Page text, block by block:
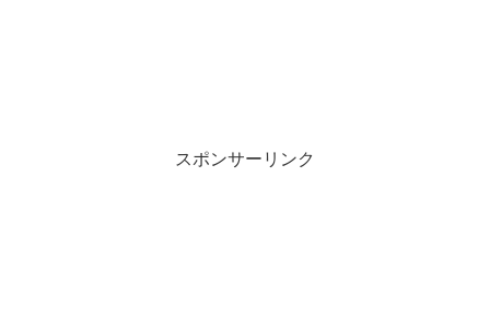
スポンサーリンク